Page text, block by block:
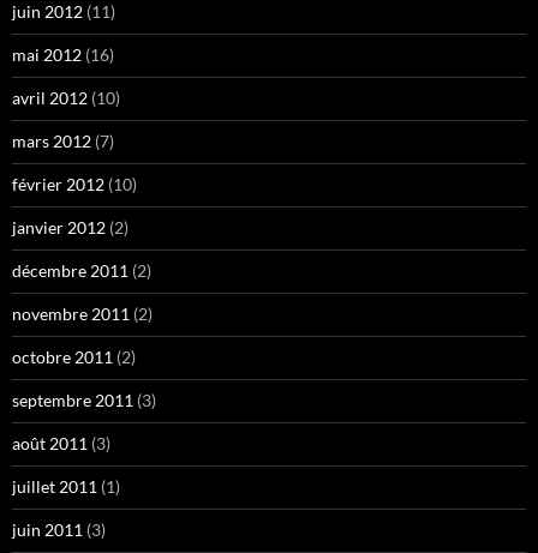
juin 2012 (11)
mai 2012 (16)
avril 2012 (10)
mars 2012 (7)
février 2012 (10)
janvier 2012 (2)
décembre 2011 (2)
novembre 2011 (2)
octobre 2011 (2)
septembre 2011 (3)
août 2011 (3)
juillet 2011 (1)
juin 2011 (3)